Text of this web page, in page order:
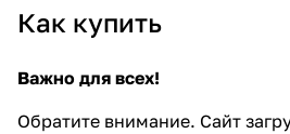
Как купить
Важно для всех!
Обратите внимание. Сайт